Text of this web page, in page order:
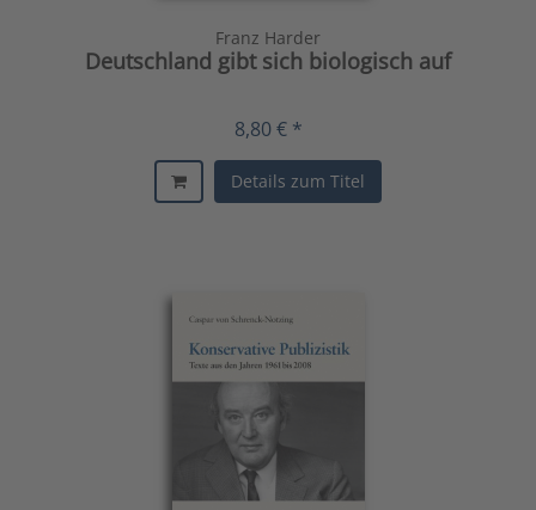
Franz Harder
Deutschland gibt sich biologisch auf
8,80 € *
Details zum Titel